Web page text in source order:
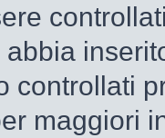
abbia
controllati
maggiori